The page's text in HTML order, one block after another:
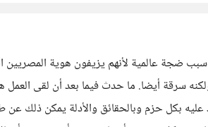
سبب ضجة عالمية لأنهم يزيفون هوية المصريين
سرقة أيضا. ما حدث فيما بعد أن لقى
عليه بكل حزم وبالحقائق والأدلة يمكن ذلك